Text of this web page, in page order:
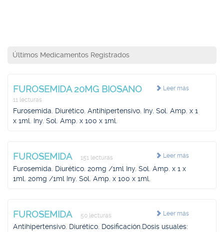
Últimos Medicamentos Registrados
Leer más
FUROSEMIDA 20MG BIOSANO
11 lecturas
Furosemida. Diurético. Antihipertensivo. Iny. Sol. Amp. x 1
x 1ml. Iny. Sol. Amp. x 100 x 1ml.
Leer más
FUROSEMIDA 151 lecturas
Furosemida. Diurético. 20mg /1ml Iny. Sol. Amp. x 1 x
1ml. 20mg /1ml Iny. Sol. Amp. x 100 x 1ml.
Leer más
FUROSEMIDA 50 lecturas
Antihipertensivo. Diurético. Dosificación.Dosis usuales: